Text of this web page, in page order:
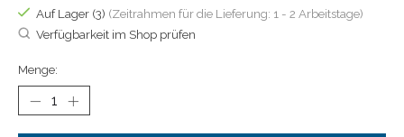
Auf Lager (3) (Zeitrahmen für die Lieferung: 1 - 2 Arbeitstage)
Verfügbarkeit im Shop prüfen
Menge: